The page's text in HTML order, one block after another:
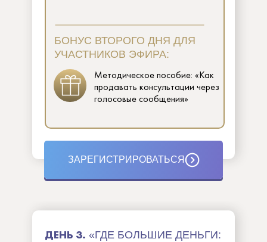
БОНУС ВТОРОГО ДНЯ ДЛЯ
УЧАСТНИКОВ ЭФИРА:
ЗАРЕГИСТРИРОВАТЬСЯ
Методическое пособие: «Как
продавать консультации через
голосовые сообщения»
ДЕНЬ 3. «ГДЕ БОЛЬШИЕ ДЕНЬГИ: